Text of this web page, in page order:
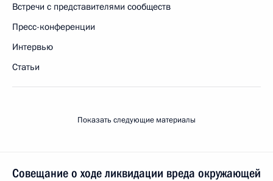
Встречи с представителями сообществ
Пресс-конференции
Интервью
Статьи
Показать следующие материалы
Совещание о ходе ликвидации вреда окружающей